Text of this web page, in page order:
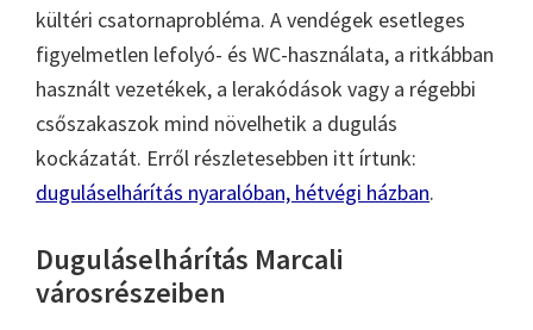
kültéri csatornaprobléma. A vendégek esetleges
figyelmetlen lefolyó- és WC-használata, a ritkábban
használt vezetékek, a lerakódások vagy a régebbi
csőszakaszok mind növelhetik a dugulás
kockázatát. Erről részletesebben itt írtunk:
duguláselhárítás nyaralóban, hétvégi házban.
Duguláselhárítás Marcali
városrészeiben